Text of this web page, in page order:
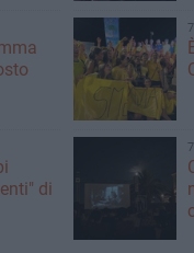
di